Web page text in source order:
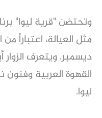
وتحتضن "قرية ليوا"
ديسمبر. ويتعرف
القهوة العربية
ليوا.